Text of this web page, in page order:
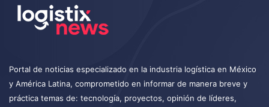
Portal de noticias especializado en la industria logística en México
y América Latina, comprometido en informar de manera breve y
práctica temas de: tecnología, proyectos, opinión de líderes,